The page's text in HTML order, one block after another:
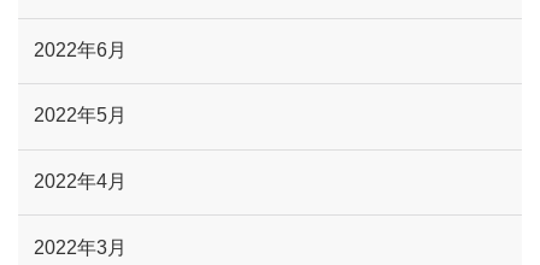
2022年6月
2022年5月
2022年4月
2022年3月